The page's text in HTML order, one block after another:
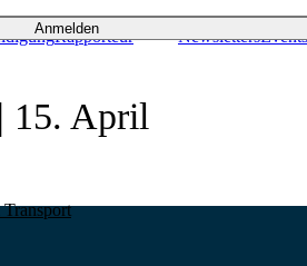
Anmelden
Rapporteur NewslettersEvents
15. April